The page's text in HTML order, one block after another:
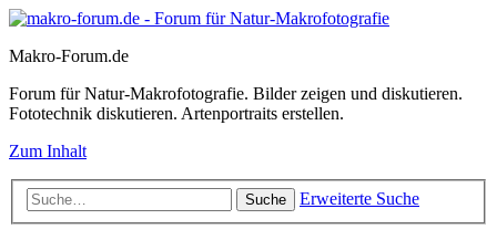
Makro-Forum.de
Forum für Natur-Makrofotografie. Bilder zeigen und diskutieren.
Fototechnik diskutieren. Artenportraits erstellen.
Zum Inhalt
Suche Erweiterte Suche